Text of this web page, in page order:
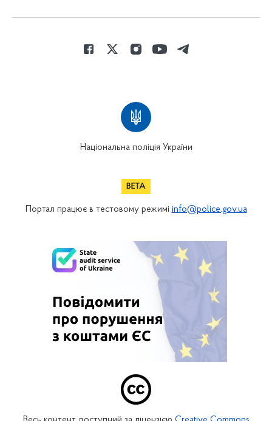
Національна поліція України
Портал працює в тестовому режимі info@police.gov.ua